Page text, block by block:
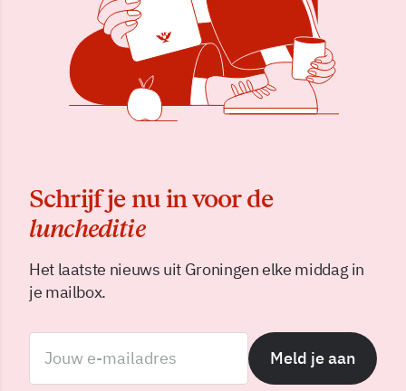
Schrijf je nu in voor de
luncheditie
Het laatste nieuws uit Groningen elke middag in
je mailbox.
Meld je aan